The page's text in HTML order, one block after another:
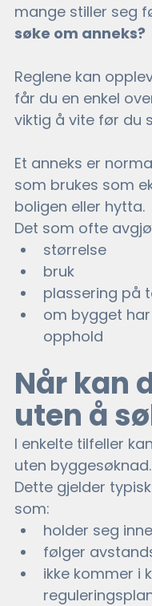
mange stiller seg
søke om anneks?
Reglene kan
får du en enkel
viktig å vite før du
Et anneks er
som brukes som
boligen eller hytta.
Det som ofte
størrelse
bruk
plassering på
om bygget
opphold
Når kan
uten å
I enkelte tilfeller
uten byggesøknad.
Dette gjelder
som:
holder seg
følger
ikke kommer i